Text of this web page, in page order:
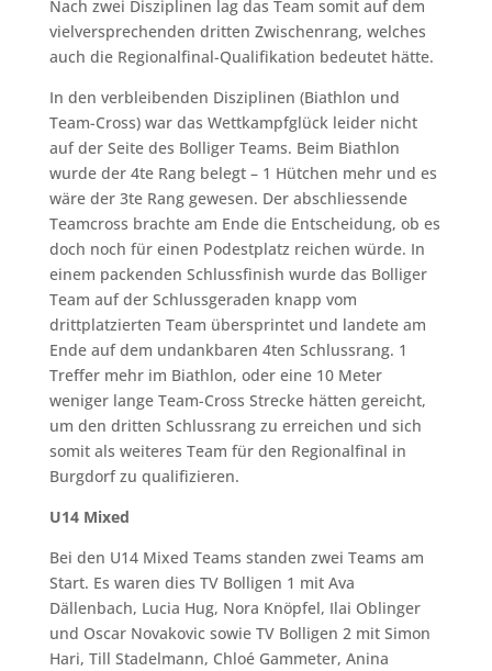
Nach zwei Disziplinen lag das Team somit auf dem
vielversprechenden dritten Zwischenrang, welches
auch die Regionalfinal-Qualifikation bedeutet hätte.
In den verbleibenden Disziplinen (Biathlon und
Team-Cross) war das Wettkampfglück leider nicht
auf der Seite des Bolliger Teams. Beim Biathlon
wurde der 4te Rang belegt – 1 Hütchen mehr und es
wäre der 3te Rang gewesen. Der abschliessende
Teamcross brachte am Ende die Entscheidung, ob es
doch noch für einen Podestplatz reichen würde. In
einem packenden Schlussfinish wurde das Bolliger
Team auf der Schlussgeraden knapp vom
drittplatzierten Team übersprintet und landete am
Ende auf dem undankbaren 4ten Schlussrang. 1
Treffer mehr im Biathlon, oder eine 10 Meter
weniger lange Team-Cross Strecke hätten gereicht,
um den dritten Schlussrang zu erreichen und sich
somit als weiteres Team für den Regionalfinal in
Burgdorf zu qualifizieren.
U14 Mixed
Bei den U14 Mixed Teams standen zwei Teams am
Start. Es waren dies TV Bolligen 1 mit Ava
Dällenbach, Lucia Hug, Nora Knöpfel, Ilai Oblinger
und Oscar Novakovic sowie TV Bolligen 2 mit Simon
Hari, Till Stadelmann, Chloé Gammeter, Anina